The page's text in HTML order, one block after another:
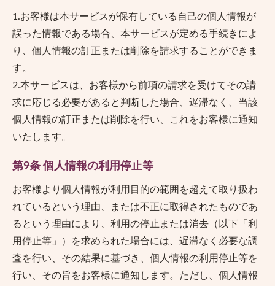
1.お客様は本サービスが保有している自己の個人情報が
誤った情報である場合、本サービスが定める手続きによ
り、個人情報の訂正または削除を請求することができま
す。
2.本サービスは、お客様から前項の請求を受けてその請
求に応じる必要があると判断した場合、遅滞なく、当該
個人情報の訂正または削除を行い、これをお客様に通知
いたします。
第9条 個人情報の利用停止等
お客様より個人情報が利用目的の範囲を超えて取り扱わ
れているという理由、または不正に取得されたものであ
るという理由により、利用の停止または消去（以下「利
用停止等」）を求められた場合には、遅滞なく必要な調
査を行い、その結果に基づき、個人情報の利用停止等を
行い、その旨をお客様に通知します。ただし、個人情報